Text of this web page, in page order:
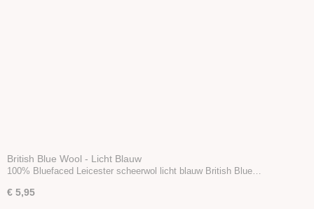
British Blue Wool - Licht Blauw
100% Bluefaced Leicester scheerwol licht blauw British Blue…
€ 5,95